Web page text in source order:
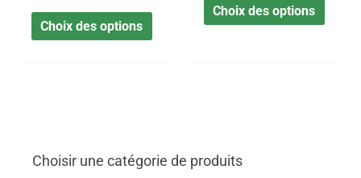
Choix des options
Choix des options
Choisir une catégorie de produits